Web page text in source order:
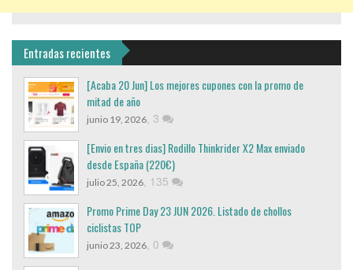
Entradas recientes
[Acaba 20 Jun] Los mejores cupones con la promo de
mitad de año
junio 19, 2026, 3
[Envio en tres dias] Rodillo Thinkrider X2 Max enviado
desde España (220€)
julio 25, 2026, 135
Promo Prime Day 23 JUN 2026. Listado de chollos
ciclistas TOP
junio 23, 2026, 0